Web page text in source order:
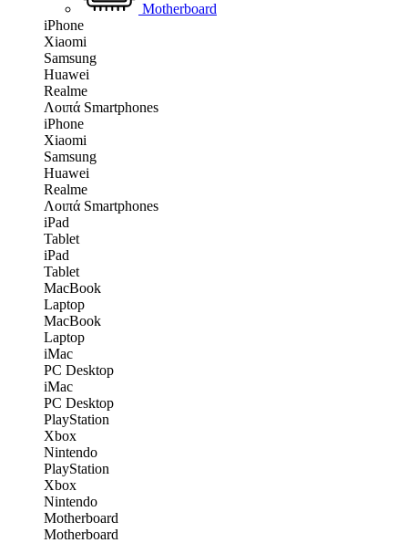
Motherboard
iPhone
Xiaomi
Samsung
Huawei
Realme
Λοιπά Smartphones
iPhone
Xiaomi
Samsung
Huawei
Realme
Λοιπά Smartphones
iPad
Tablet
iPad
Tablet
MacBook
Laptop
MacBook
Laptop
iMac
PC Desktop
iMac
PC Desktop
PlayStation
Xbox
Nintendo
PlayStation
Xbox
Nintendo
Motherboard
Motherboard